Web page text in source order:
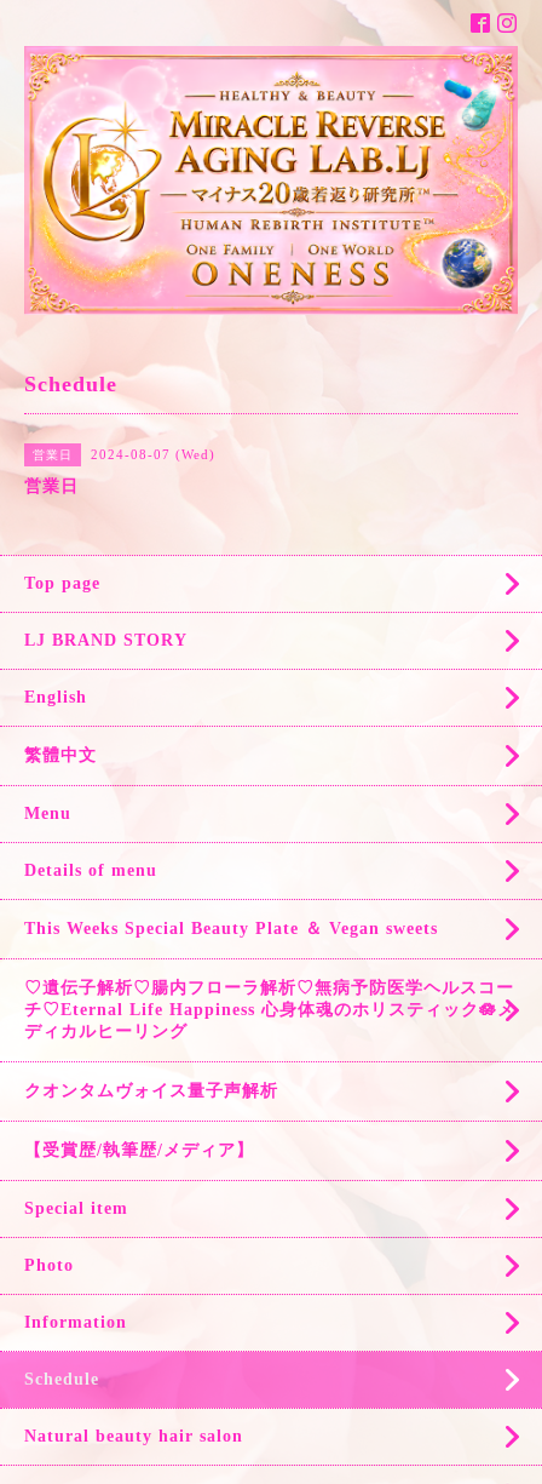
Schedule
営業日 2024-08-07 (Wed)
営業日
Top page
LJ BRAND STORY
English
繁體中文
Menu
Details of menu
This Weeks Special Beauty Plate ＆ Vegan sweets
♡遺伝子解析♡腸内フローラ解析♡無病予防医学ヘルスコー
チ♡Eternal Life Happiness 心身体魂のホリスティック🪷メ
ディカルヒーリング
クオンタムヴォイス量子声解析
【受賞歴/執筆歴/メディア】
Special item
Photo
Information
Schedule
Natural beauty hair salon